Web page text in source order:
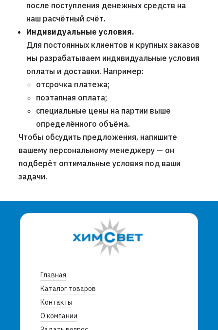
после поступления денежных средств на
наш расчётный счёт.
Индивидуальные условия.
Для постоянных клиентов и крупных заказов
мы разрабатываем индивидуальные условия
оплаты и доставки. Например:
отсрочка платежа;
поэтапная оплата;
специальные цены на партии выше
определённого объёма.
Чтобы обсудить предложения, напишите
вашему персональному менеджеру — он
подберёт оптимальные условия под ваши
задачи.
Главная
Каталог товаров
Контакты
О компании